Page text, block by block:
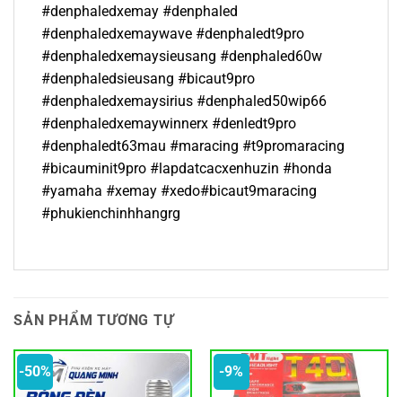
#denphaledxemay #denphaled
#denphaledxemaywave #denphaledt9pro
#denphaledxemaysieusang #denphaled60w
#denphaledsieusang #bicaut9pro
#denphaledxemaysirius #denphaled50wip66
#denphaledxemaywinnerx #denledt9pro
#denphaledt63mau #maracing #t9promaracing
#bicauminit9pro #lapdatcacxenhuzin #honda
#yamaha #xemay #xedo#bicaut9maracing
#phukienchinhhangrg
SẢN PHẨM TƯƠNG TỰ
-50% -9%